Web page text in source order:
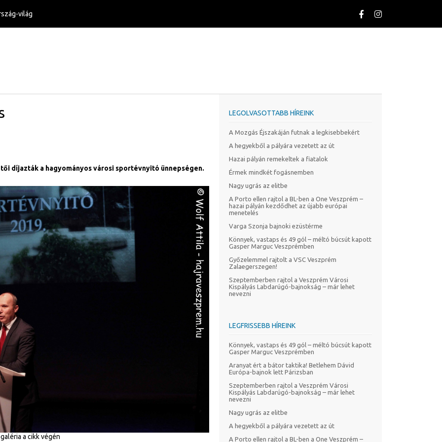
díjazták a hagyományos városi sportévnyitó ünnepségen.
a cikk végén
LEGOLVASOTTABB HÍREINK
A Mozgás Éjszakáján futnak a legkisebbekért
A hegyekből a pályára vezetett az út
Hazai pályán remekeltek a fiatalok
Érmek mindkét fogásnemben
Nagy ugrás az elitbe
A Porto ellen rajtol a BL-ben a One Veszprém –
hazai pályán kezdődhet az újabb európai
menetelés
Varga Szonja bajnoki ezüstérme
Könnyek, vastaps és 49 gól – méltó búcsút kapott
Gasper Marguc Veszprémben
Győzelemmel rajtolt a VSC Veszprém
Zalaegerszegen!
Szeptemberben rajtol a Veszprém Városi
Kispályás Labdarúgó-bajnokság – már lehet
nevezni
LEGFRISSEBB HÍREINK
Könnyek, vastaps és 49 gól – méltó búcsút kapott
Gasper Marguc Veszprémben
Aranyat ért a bátor taktika! Betlehem Dávid
Európa-bajnok lett Párizsban
Szeptemberben rajtol a Veszprém Városi
Kispályás Labdarúgó-bajnokság – már lehet
nevezni
Nagy ugrás az elitbe
A hegyekből a pályára vezetett az út
A Porto ellen rajtol a BL-ben a One Veszprém –
világ